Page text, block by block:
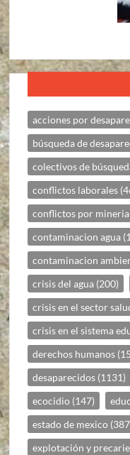
acciones por
búsqueda de
colectivos de
conflictos laborales
conflictos por mineria
contaminacion agua
contaminacion
crisis del agua (200)
crisis en el sector
crisis en el sistema
derechos humanos
desaparecidos (1131)
ecocidio (147)
estado de mexico
explotación y